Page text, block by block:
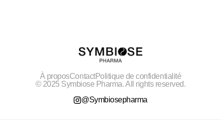
À proposContactPolitique de confidentialité
© 2025 Symbiose Pharma. All rights reserved.
@Symbiosepharma